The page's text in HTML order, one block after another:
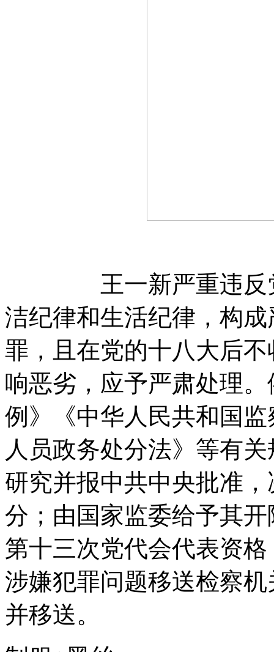
王一新严重违反党
洁纪律和生活纪律，构
罪，且在党的十八大后
响恶劣，应予严肃处理
例》《中华人民共和国
人员政务处分法》等有
研究并报中共中央批准
分；由国家监委给予其
第十三次党代会代表资
涉嫌犯罪问题移送检察
并移送。